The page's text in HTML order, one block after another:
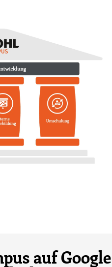
auf Google